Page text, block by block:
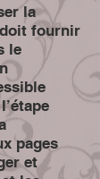
la
doit fournir
le
pages
et